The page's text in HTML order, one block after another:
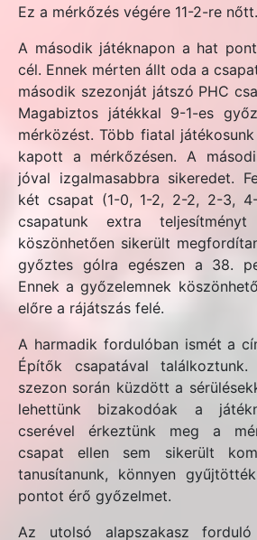
Ez a mérkőzés végére 11-2-re nőtt.
A második játéknapon a hat
cél. Ennek mérten állt oda a
második szezonját játszó PHC
Magabiztos játékkal 9-1-es
mérközést. Több fiatal
kapott a mérkőzésen. A
jóval izgalmasabbra sikeredet.
két csapat (1-0, 1-2, 2-2, 2-3,
csapatunk extra
köszönhetően sikerült
győztes gólra egészen a 38.
Ennek a győzelemnek
előre a rájátszás felé.
A harmadik fordulóban ismét a
Építők csapatával találkoztunk.
szezon során küzdött a
lehettünk bizakodóak a
cserével érkeztünk meg a
csapat ellen sem sikerült
tanusítanunk, könnyen
pontot érő győzelmet.
Az utolsó alapszakasz